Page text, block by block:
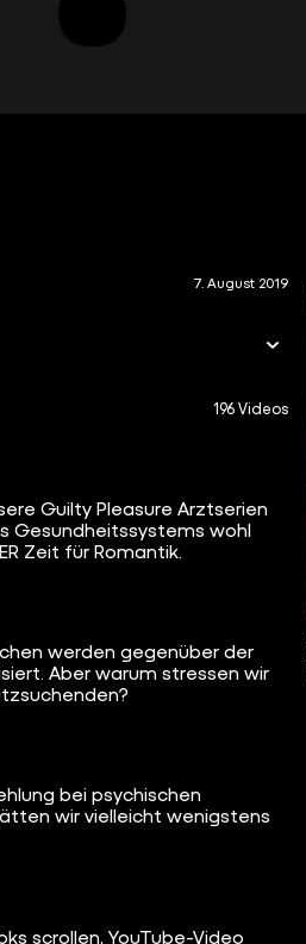
7. August 2019
196 Videos
Guilty Pleasure Arztserien
Gesundheitssystems wohl
Zeit für Romantik.
werden gegenüber der
Aber warum stressen wir
bei psychischen
wir vielleicht wenigstens
scrollen, YouTube-Video